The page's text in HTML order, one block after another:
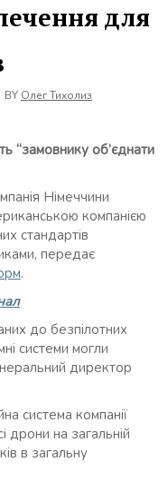
для
BY Олег Тихолиз
“замовнику об’єднати
Німеччини
компанією
стандартів
передає
.
до безпілотних
системи могли
директор
система компанії
дрони на загальній
в загальну